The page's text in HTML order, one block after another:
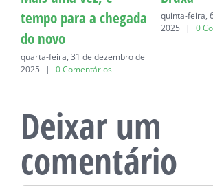
tempo para a chegada
do novo
quarta-feira, 31 de dezembro de
2025
| 0 Comentários
quinta-feira,
2025
| 0
Deixar um
comentário